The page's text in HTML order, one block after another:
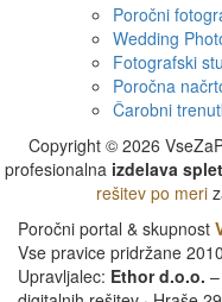
Poročni
Wedding
Fotografski
Poročna
Čarobni
Copyright © 2026
profesionalna izdelava
rešitev po meri
Poročni portal & skupnost
Vse pravice pridržane
Upravljalec: Ethor d.o.o.